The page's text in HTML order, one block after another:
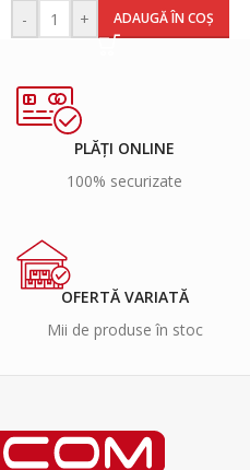
- + ADAUGĂ ÎN COȘ
PLĂȚI ONLINE
100% securizate
OFERTĂ VARIATĂ
Mii de produse în stoc